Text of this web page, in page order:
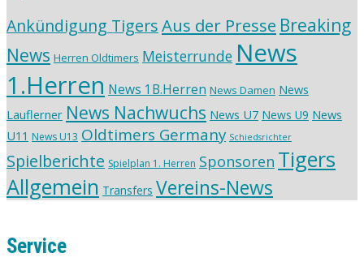
Ankündigung TigersAus der Presse Breaking
News Herren Oldtimers Meisterrunde News
1.Herren News 1B.Herren News Damen News
Lauflerner News Nachwuchs News U7 News U9 News
U11 News U13 Oldtimers Germany Schiedsrichter
Spielberichte Spielplan 1. Herren Sponsoren Tigers
Allgemein Transfers Vereins-News
Service